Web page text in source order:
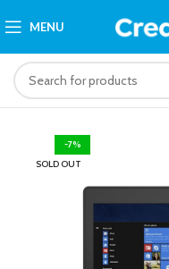
MENU
-7%
SOLD OUT